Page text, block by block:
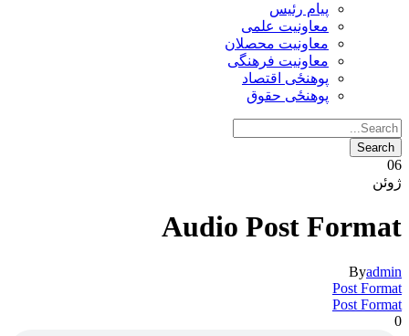
پیام رئیس
معاونیت علمی
معاونیت محصلان
معاونیت فرهنگی
پوهنځی اقتصاد
پوهنځی حقوق
06
ژوئن
Audio Post Format
Byadmin
Post Format
Post Format
0